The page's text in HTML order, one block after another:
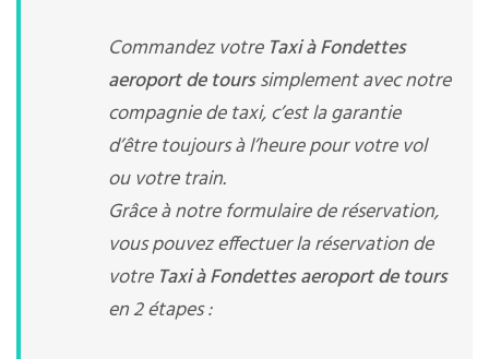
Commandez votre Taxi à Fondettes
aeroport de tourssimplement avec notre
compagnie de taxi, c’est la garantie
d’être toujours à l’heure pour votre vol
ou votre train.
Grâce à notre formulaire de réservation,
vous pouvez effectuer la réservation de
votre Taxi à Fondettes aeroport de tours
en 2 étapes :